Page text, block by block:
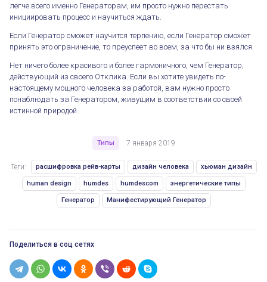
Кто такие Генераторы?
легче всего именно Генераторам, им просто нужно перестать
инициировать процесс и научиться ждать.
Если Генератор сможет научится терпению, если Генератор сможет
принять это ограничение, то преуспеет во всем, за что бы ни взялся.
Нет ничего более красивого и более гармоничного, чем Генератор,
действующий из своего Отклика. Если вы хотите увидеть по-
настоящему мощного человека за работой, вам нужно просто
понаблюдать за Генератором, живущим в соответствии со своей
истинной природой.
Типы 7 января 2019
Теги: расшифровка рейв-карты дизайн человека хьюман дизайн
human design humdes humdescom энергетические типы
Генератор Манифестирующий Генератор
Поделиться в соц сетях